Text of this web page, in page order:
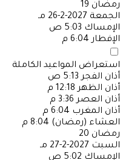
رمضان 19
الجمعة 2027-2-26 مـ
الإمساك 5:03 ص
الإفطار 6:04 م
استعراض المواعيد الكاملة
أذان الفجر 5:13 ص
أذان الظهر 12:18 م
أذان العصر 3:36 م
أذان المغرب 6:04 م
العشاء (رمضان) 8:04 م
رمضان 20
السبت 2027-2-27 مـ
الإمساك 5:02 ص